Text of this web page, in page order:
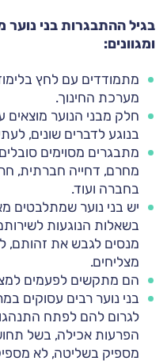
בגיל ההתבגרות בני
ומגוונים:
מתמודדים עם לחץ
מערכת החינוך.
חלק מבני הנוער
בנוגע לדברים שונים,
מתבגרים מסוימים
מחרם, דחייה חברתית,
בחברה ועוד.
יש בני נוער שמתלבטים
בשאלות הנוגעות
מנסים לגבש את זהותם,
מצליחים.
הם מתקשים לפעמים
בני נוער רבים עסוקים
לגרום להם לפתח
הפרעות אכילה, בשל
מספיק בשליטה, לא